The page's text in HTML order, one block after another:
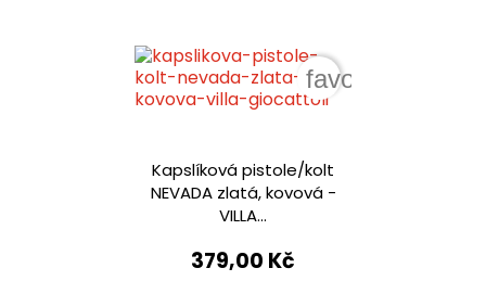
Kapslíková pistole/kolt
NEVADA zlatá, kovová -
VILLA...
379,00 Kč
favorite_border